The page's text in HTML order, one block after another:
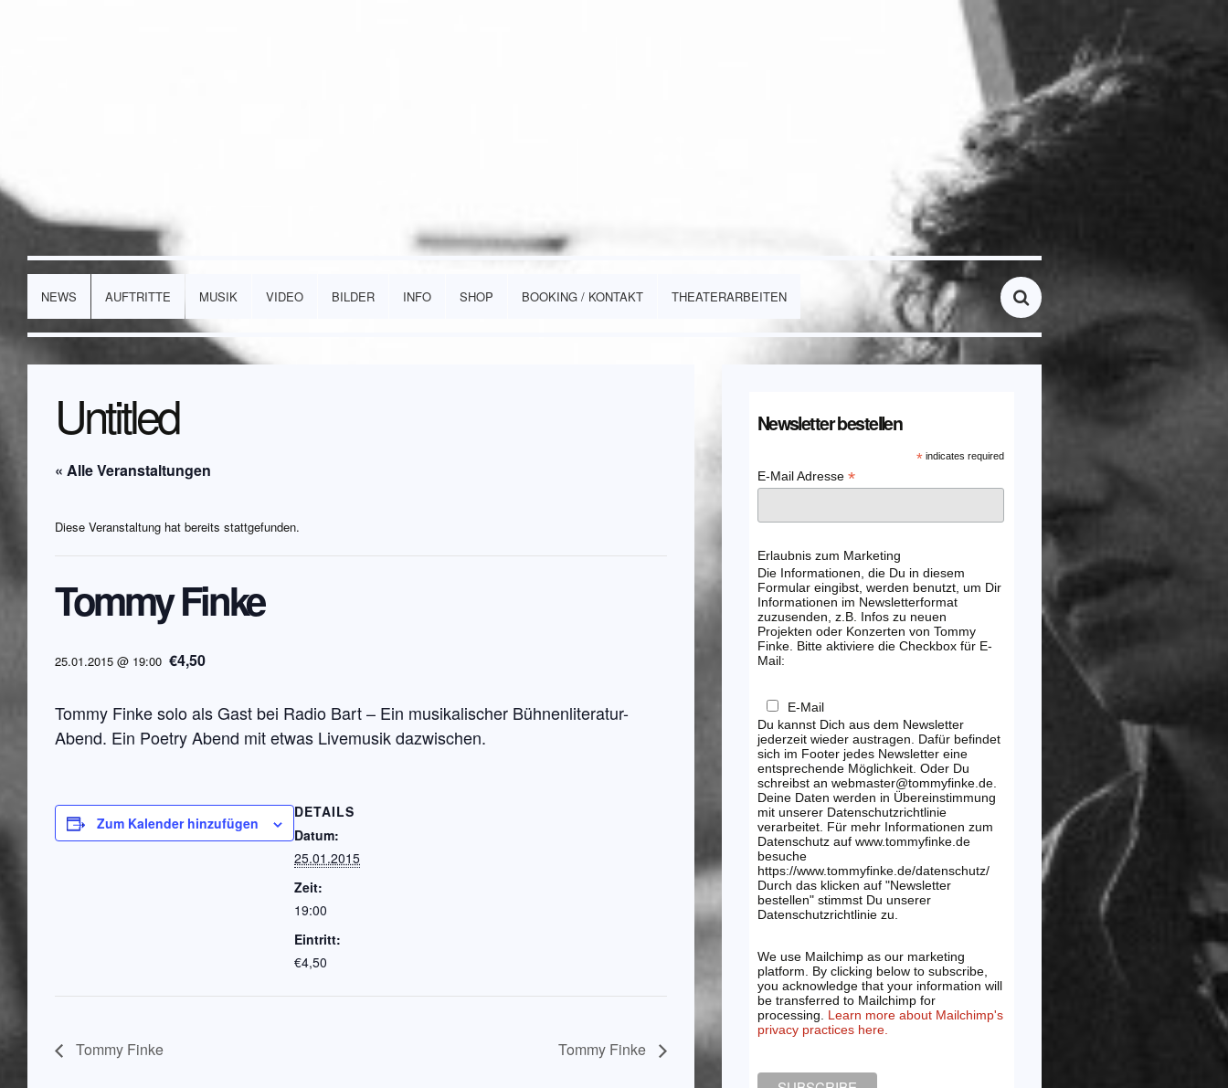
NEWS AUFTRITTE MUSIK VIDEO BILDER INFO SHOP BOOKING / KONTAKT THEATERARBEITEN
Untitled
« Alle Veranstaltungen
Diese Veranstaltung hat bereits stattgefunden.
Tommy Finke
25.01.2015 @ 19:00 €4,50
Tommy Finke solo als Gast bei Radio Bart – Ein musikalischer Bühnenliteratur-
Abend. Ein Poetry Abend mit etwas Livemusik dazwischen.
Zum Kalender hinzufügen
DETAILS
Datum:
25.01.2015
Zeit:
19:00
Eintritt:
€4,50
Tommy Finke Tommy Finke
Newsletter bestellen
*indicates required
E-Mail Adresse *
Erlaubnis zum Marketing
Die Informationen, die Du in diesem
Formular eingibst, werden benutzt, um Dir
Informationen im Newsletterformat
zuzusenden, z.B. Infos zu neuen
Projekten oder Konzerten von Tommy
Finke. Bitte aktiviere die Checkbox für E-
Mail:
E-Mail
Du kannst Dich aus dem Newsletter
jederzeit wieder austragen. Dafür befindet
sich im Footer jedes Newsletter eine
entsprechende Möglichkeit. Oder Du
schreibst an webmaster@tommyfinke.de.
Deine Daten werden in Übereinstimmung
mit unserer Datenschutzrichtlinie
verarbeitet. Für mehr Informationen zum
Datenschutz auf www.tommyfinke.de
besuche
https://www.tommyfinke.de/datenschutz/
Durch das klicken auf "Newsletter
bestellen" stimmst Du unserer
Datenschutzrichtlinie zu.
We use Mailchimp as our marketing
platform. By clicking below to subscribe,
you acknowledge that your information will
be transferred to Mailchimp for
processing. Learn more about Mailchimp's
privacy practices here.